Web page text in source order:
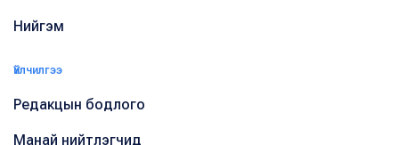
Нийгэм
Үйлчилгээ
Редакцын бодлого
Манай нийтлэгчид